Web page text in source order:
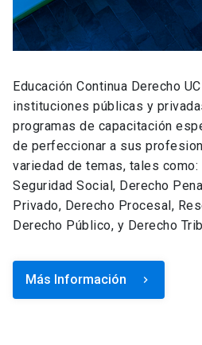
Educación Continua Derecho
instituciones públicas y
programas de capacitación
de perfeccionar a sus
variedad de temas, tales como:
Seguridad Social, Derecho
Privado, Derecho Procesal,
Derecho Público, y Derecho
Más Información keyboard_arrow_right